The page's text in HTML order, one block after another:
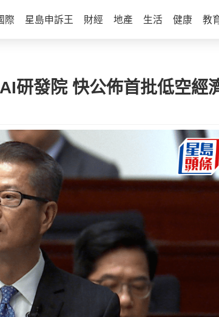
際 星島申訴王 財經 地產 生活 健康 教
研發院 快公佈首批低空經